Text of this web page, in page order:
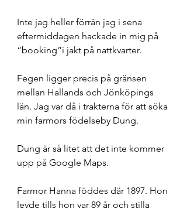
Inte jag heller förrän jag i sena
eftermiddagen hackade in mig på
“booking”i jakt på nattkvarter.
Fegen ligger precis på gränsen
mellan Hallands och Jönköpings
län. Jag var då i trakterna för att söka
min farmors födelseby Dung.
Dung är så litet att det inte kommer
upp på Google Maps.
Farmor Hanna föddes där 1897. Hon
levde tills hon var 89 år och stilla